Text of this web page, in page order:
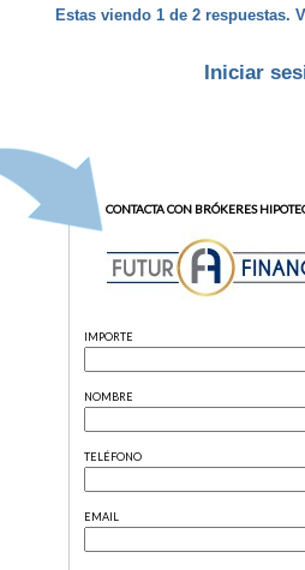
Estas viendo 1 de 2 respuestas.
Iniciar